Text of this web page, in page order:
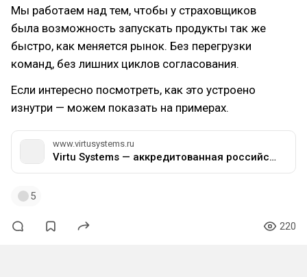
Мы работаем над тем, чтобы у страховщиков
была возможность запускать продукты так же
быстро, как меняется рынок. Без перегрузки
команд, без лишних циклов согласования.
Если интересно посмотреть, как это устроено
изнутри — можем показать на примерах.
www.virtusystems.ru
Virtu Systems — аккредитованная российская ИТ-компания
5
220